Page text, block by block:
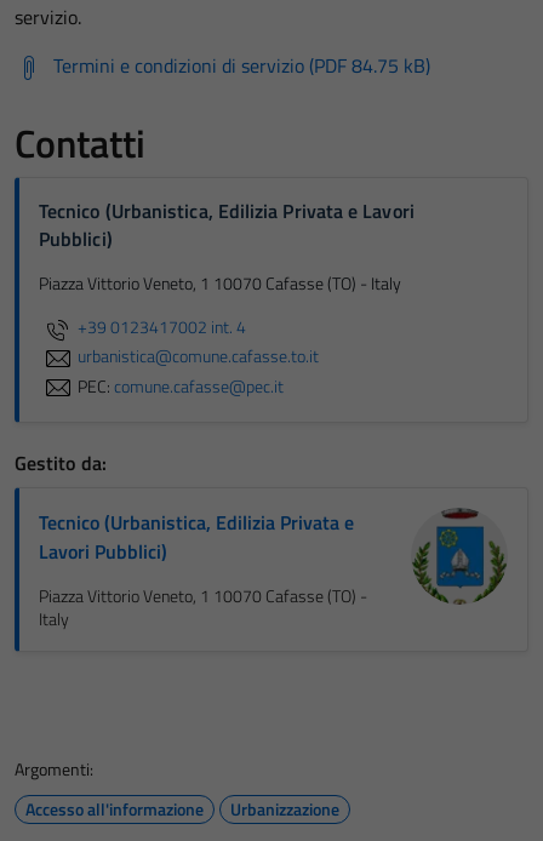
servizio.
Termini e condizioni di servizio (PDF 84.75 kB)
Contatti
Tecnico (Urbanistica, Edilizia Privata e Lavori
Pubblici)
Piazza Vittorio Veneto, 1 10070 Cafasse (TO) - Italy
+39 0123417002 int. 4
urbanistica@comune.cafasse.to.it
PEC:comune.cafasse@pec.it
Gestito da:
Tecnico (Urbanistica, Edilizia Privata e
Lavori Pubblici)
Piazza Vittorio Veneto, 1 10070 Cafasse (TO) -
Italy
Argomenti:
Accesso all'informazione
Urbanizzazione